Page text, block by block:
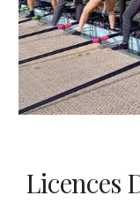
Licences